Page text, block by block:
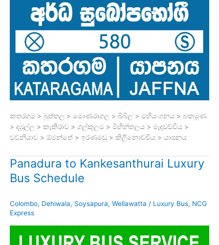
කතරගම > බුත්තල > මොණරාගල > බිබිල > මහියංගනය > බකමූණ
> දඹුල්ල > කැකිරාව > ගල්කුලම > මිහින්තලය > මැදවච්චිය >
වව්නියාව > ඕමන්තේ > ඉරණමඩු > කිලිනොච්චිය > යාපනය
Panadura to Kankesanthurai Luxury
Bus Schedule
Colombo, Dehiwala, Soysapura, Wellawatta / Luxury Bus, NCG
Express